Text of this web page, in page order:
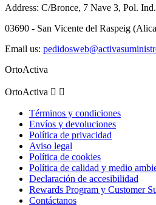
Address: C/Bronce, 7 Nave 3, Pol.
03690 - San Vicente del Raspeig
Email us:
OrtoActiva
OrtoActiva  
Términos y condiciones
Envíos y devoluciones
Política de privacidad
Aviso legal
Política de cookies
Política de calidad y medio
Declaración de accesibilidad
Rewards Program y Customer
Contáctanos